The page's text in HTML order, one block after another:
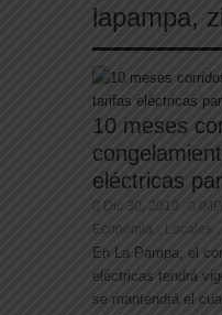
lapampa,
10 meses
eléctricas
Dic 30, 2019
Economia
Locales
En La Pampa, el
eléctricas tendrá
se mantendrá el